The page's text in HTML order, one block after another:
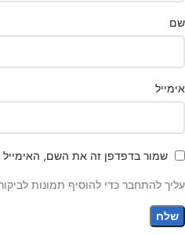
שם
אימייל
שמור בדפדפן זה את השם,
עליך להתחבר כדי להוסיף תמונות